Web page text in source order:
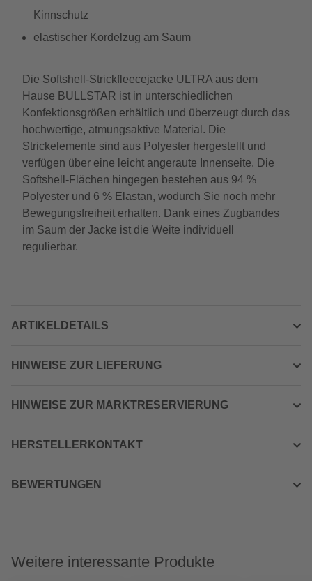
Kinnschutz
elastischer Kordelzug am Saum
Die Softshell-Strickfleecejacke ULTRA aus dem
Hause BULLSTAR ist in unterschiedlichen
Konfektionsgrößen erhältlich und überzeugt durch das
hochwertige, atmungsaktive Material. Die
Strickelemente sind aus Polyester hergestellt und
verfügen über eine leicht angeraute Innenseite. Die
Softshell-Flächen hingegen bestehen aus 94 %
Polyester und 6 % Elastan, wodurch Sie noch mehr
Bewegungsfreiheit erhalten. Dank eines Zugbandes
im Saum der Jacke ist die Weite individuell
regulierbar.
ARTIKELDETAILS
HINWEISE ZUR LIEFERUNG
HINWEISE ZUR MARKTRESERVIERUNG
HERSTELLERKONTAKT
BEWERTUNGEN
Weitere interessante Produkte